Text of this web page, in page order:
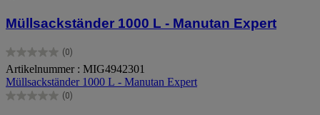
Müllsackständer 1000 L - Manutan Expert
(0)
0.0
von
5
Sternen.
Artikelnummer : MIG4942301
Müllsackständer 1000 L - Manutan Expert
(0)
0.0